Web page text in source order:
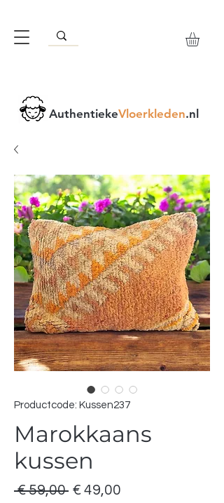
AuthentiekeVloerkleden.nl
Productcode: Kussen237
Marokkaans
kussen
€ 59,00 Normale
€ 49,00